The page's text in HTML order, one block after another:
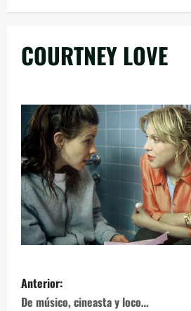
COURTNEY LOVE
Anterior:
De músico, cineasta y loco…